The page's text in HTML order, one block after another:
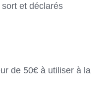
et déclarés
de 50€ à utiliser à la